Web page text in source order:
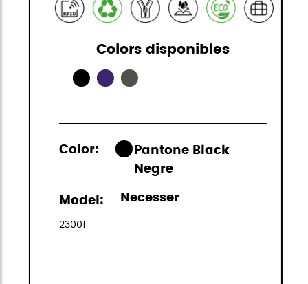
Colors disponibles
Color:
Pantone Black
Negre
Model: Necesser
23001